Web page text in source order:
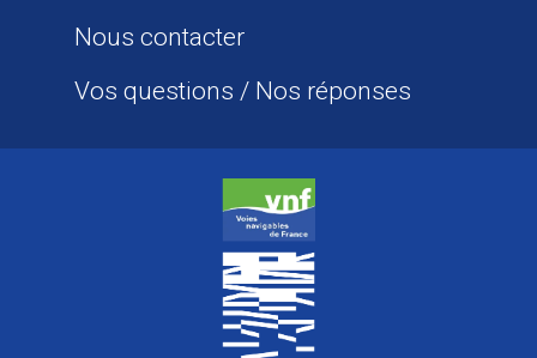
Nous contacter
Vos questions / Nos réponses